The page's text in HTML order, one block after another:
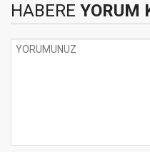
HABERE YORUM